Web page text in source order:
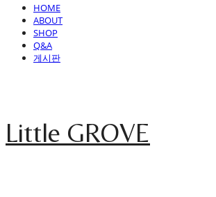
HOME
ABOUT
SHOP
Q&A
게시판
Little GROVE